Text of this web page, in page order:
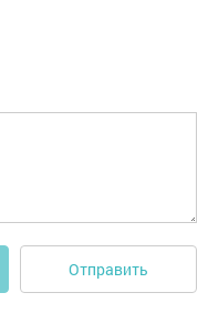
Отправить